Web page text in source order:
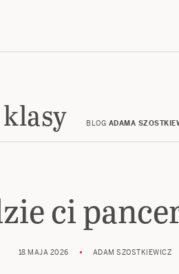
BLOG ADAMA
ci
18 MAJA 2026 ADAM SZOSTKIEWICZ